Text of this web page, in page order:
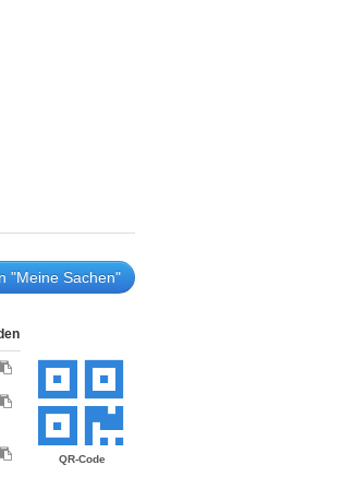
"Meine Sachen"
QR-Code